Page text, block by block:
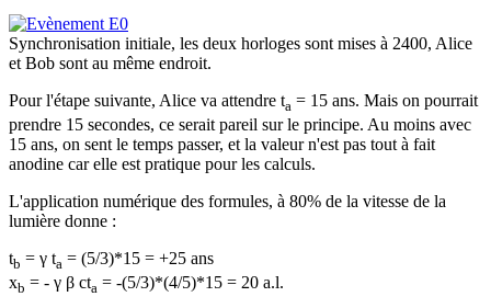
Synchronisation initiale, les deux horloges sont mises à 2400, Alice
et Bob sont au même endroit.
Pour l'étape suivante, Alice va attendre ta = 15 ans. Mais on pourrait
prendre 15 secondes, ce serait pareil sur le principe. Au moins avec
15 ans, on sent le temps passer, et la valeur n'est pas tout à fait
anodine car elle est pratique pour les calculs.
L'application numérique des formules, à 80% de la vitesse de la
lumière donne :
tb = γ ta = (5/3)*15 = +25 ans
xb = - γ β cta = -(5/3)*(4/5)*15 = 20 a.l.